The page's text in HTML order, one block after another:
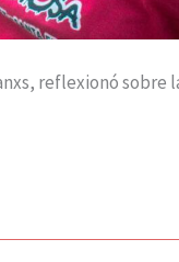
reflexionó sobre